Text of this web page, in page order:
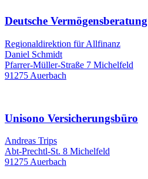
Deutsche Vermögensberatung
Regionaldirektion für Allfinanz
Daniel Schmidt
Pfarrer-Müller-Straße 7 Michelfeld
91275 Auerbach
Unisono Versicherungsbüro
Andreas Trips
Abt-Prechtl-St. 8 Michelfeld
91275 Auerbach